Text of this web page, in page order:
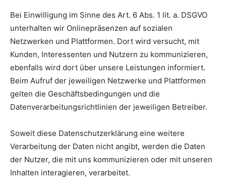
Bei Einwilligung im Sinne des Art. 6 Abs. 1 lit. a. DSGVO
unterhalten wir Onlinepräsenzen auf sozialen
Netzwerken und Plattformen. Dort wird versucht, mit
Kunden, Interessenten und Nutzern zu kommunizieren,
ebenfalls wird dort über unsere Leistungen informiert.
Beim Aufruf der jeweiligen Netzwerke und Plattformen
gelten die Geschäftsbedingungen und die
Datenverarbeitungsrichtlinien der jeweiligen Betreiber.
Soweit diese Datenschutzerklärung eine weitere
Verarbeitung der Daten nicht angibt, werden die Daten
der Nutzer, die mit uns kommunizieren oder mit unseren
Inhalten interagieren, verarbeitet.